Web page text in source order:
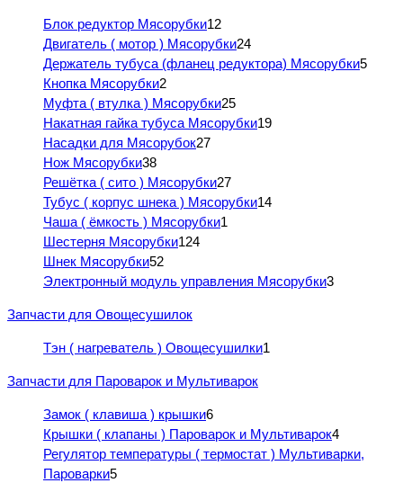
Блок редуктор Мясорубки12
Двигатель ( мотор ) Мясорубки24
Держатель тубуса (фланец редуктора) Мясорубки5
Кнопка Мясорубки2
Муфта ( втулка ) Мясорубки25
Накатная гайка тубуса Мясорубки19
Насадки для Мясорубок27
Нож Мясорубки38
Решётка ( сито ) Мясорубки27
Тубус ( корпус шнека ) Мясорубки14
Чаша ( ёмкость ) Мясорубки1
Шестерня Мясорубки124
Шнек Мясорубки52
Электронный модуль управления Мясорубки3
Запчасти для Овощесушилок
Тэн ( нагреватель ) Овощесушилки1
Запчасти для Пароварок и Мультиварок
Замок ( клавиша ) крышки6
Крышки ( клапаны ) Пароварок и Мультиварок4
Регулятор температуры ( термостат ) Мультиварки,
Пароварки5